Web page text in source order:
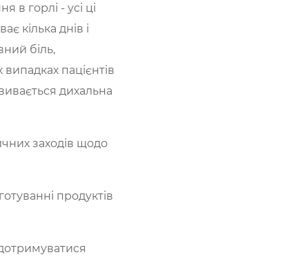
в горлі - усі ці
кілька днів і
біль,
пацієнтів
дихальна
заходів щодо
продуктів